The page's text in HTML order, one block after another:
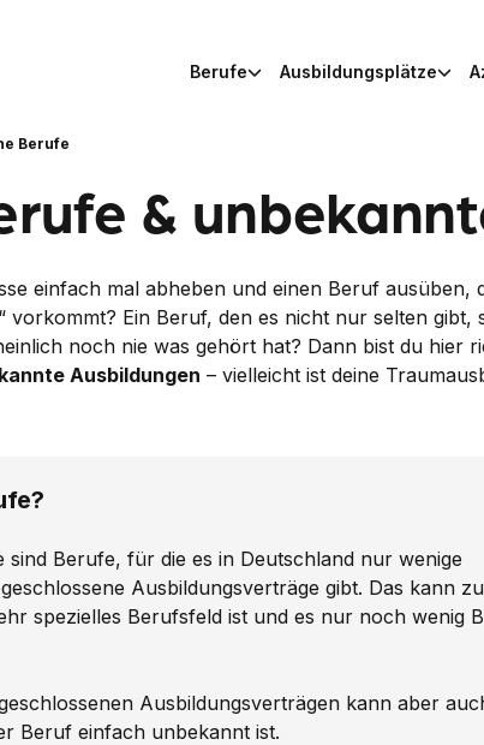
Berufe Ausbildungsplätze
Berufe
&
einfach mal abheben und einen Beruf ausüben,
vorkommt? Ein Beruf, den es nicht nur selten gibt,
noch nie was gehört hat? Dann bist du hier
Ausbildungen – vielleicht ist deine
sind Berufe, für die es in Deutschland nur wenige
Ausbildungsverträge gibt. Das kann
spezielles Berufsfeld ist und es nur noch wenig
Ausbildungsverträgen kann aber
Beruf einfach unbekannt ist.